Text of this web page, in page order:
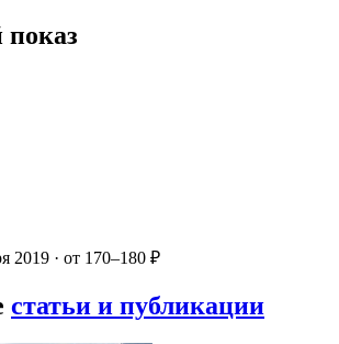
2019 · от 170–180 ₽
статьи и публикации